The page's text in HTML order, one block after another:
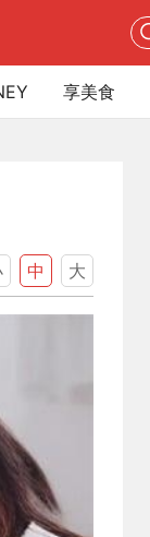
享美食
中 大